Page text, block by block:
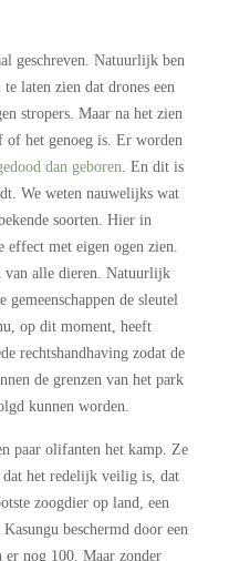
geschreven. Natuurlijk ben
laten zien dat drones een
stropers. Maar na het zien
of het genoeg is. Er worden
dan geboren . En dit is
We weten nauwelijks wat
soorten. Hier in
met eigen ogen zien.
van alle dieren. Natuurlijk
de sleutel
op dit moment, heeft
rechtshandhaving zodat de
de grenzen van het park
kunnen worden.
paar olifanten het kamp. Ze
dat het redelijk veilig is, dat
zoogdier op land, een
beschermd door een
nog 100. Maar zonder